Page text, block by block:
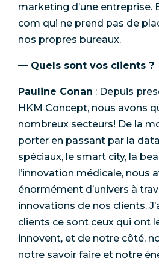
marketing d’une entreprise.
com qui ne prend pas de
nos propres bureaux.
— Quels sont vos clients ?
Pauline Conan : Depuis
HKM Concept, nous avons
nombreux secteurs! De la
porter en passant par la
spéciaux, le smart city, la
l’innovation médicale, nous
énormément d’univers à
innovations de nos clients.
clients ce sont ceux qui ont
innovent, et de notre côté,
notre savoir faire et notre